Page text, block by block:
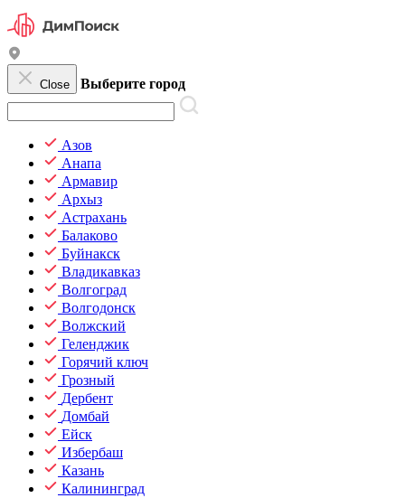
Close Выберите город
Азов
Анапа
Армавир
Архыз
Астрахань
Балаково
Буйнакск
Владикавказ
Волгоград
Волгодонск
Волжский
Геленджик
Горячий ключ
Грозный
Дербент
Домбай
Ейск
Избербаш
Казань
Калининград